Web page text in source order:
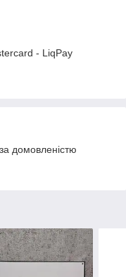
- LiqPay
домовленістю